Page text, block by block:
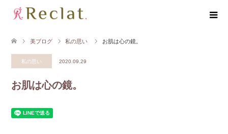
美ブログ 私の思い お肌は心の鏡。
私の思い 2020.09.29
お肌は心の鏡。